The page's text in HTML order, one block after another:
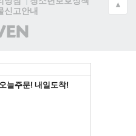
신고안내
(주)
인
▲